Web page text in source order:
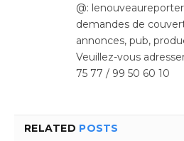
@:
demandes de
annonces, pub,
Veuillez-vous
75 77 / 99 50 60 10
RELATED POSTS